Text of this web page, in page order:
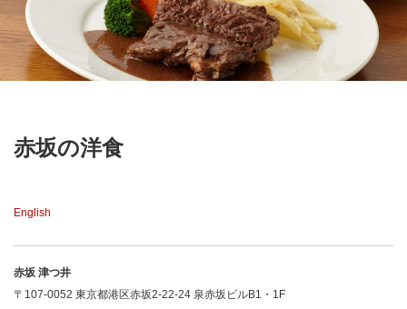
赤坂の洋食
English
赤坂 津つ井
〒107-0052 東京都港区赤坂2-22-24 泉赤坂ビルB1・1F